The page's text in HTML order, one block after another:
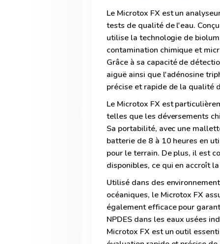
Le Microtox FX est un
tests de qualité de l'eau.
utilise la technologie de
contamination chimique et
Grâce à sa capacité de
aiguë ainsi que l'adénosine
précise et rapide de la qualité
Le Microtox FX est
telles que les déversements
Sa portabilité, avec une
batterie de 8 à 10 heures en
pour le terrain. De plus, il est
disponibles, ce qui en accroît
Utilisé dans des
océaniques, le Microtox FX
également efficace pour
NPDES dans les eaux usées
Microtox FX est un outil